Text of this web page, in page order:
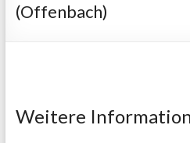
(Offenbach)
Weitere